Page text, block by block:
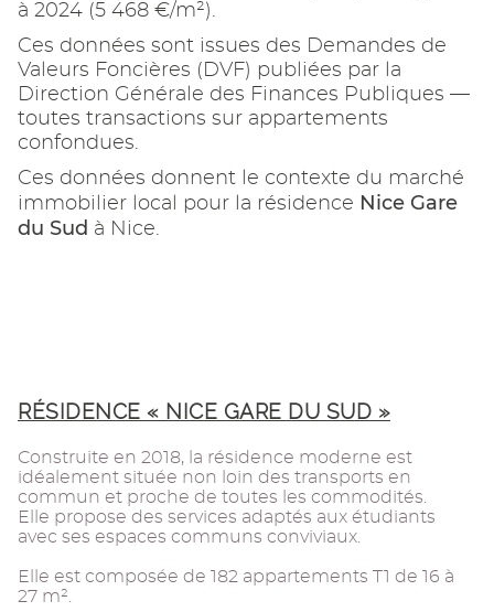
à 2024 (5 468 €/m²).
Ces données sont issues des Demandes de
Valeurs Foncières (DVF) publiées par la
Direction Générale des Finances Publiques —
toutes transactions sur appartements
confondues.
Ces données donnent le contexte du marché
immobilier local pour la résidence Nice Gare
du Sud à Nice.
RÉSIDENCE « NICE GARE DU SUD »
Construite en 2018, la résidence moderne est
idéalement située non loin des transports en
commun et proche de toutes les commodités.
Elle propose des services adaptés aux étudiants
avec ses espaces communs conviviaux.
Elle est composée de 182 appartements T1 de 16 à
27 m².